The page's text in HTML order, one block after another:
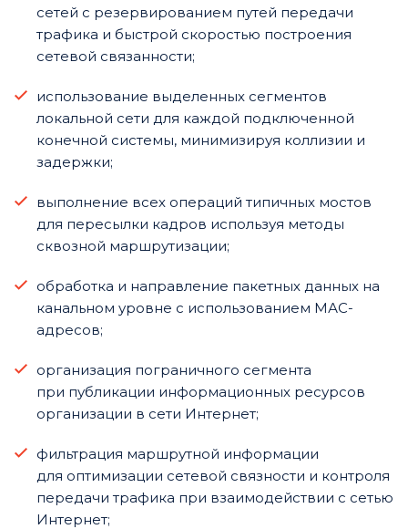
сетей с резервированием путей передачи
трафика и быстрой скоростью построения
сетевой связанности;
использование выделенных сегментов
локальной сети для каждой подключенной
конечной системы, минимизируя коллизии и
задержки;
выполнение всех операций типичных мостов
для пересылки кадров используя методы
сквозной маршрутизации;
обработка и направление пакетных данных на
канальном уровне с использованием МАС-
адресов;
организация пограничного сегмента
при публикации информационных ресурсов
организации в сети Интернет;
фильтрация маршрутной информации
для оптимизации сетевой связности и контроля
передачи трафика при взаимодействии с сетью
Интернет;